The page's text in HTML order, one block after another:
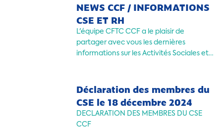
NEWS CCF / INFORMATIONS
CSE ET RH
L'équipe CFTC CCF a le plaisir de
partager avec vous les dernières
informations sur les Activités Sociales et
du PEE et à la monétisation du CET.
Déclaration des membres du
CSE le 18 décembre 2024
DECLARATION DES MEMBRES DU CSE
CCF